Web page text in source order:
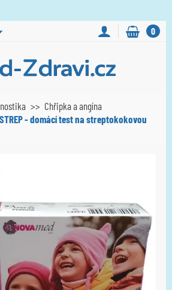
0
Chřipka a angína
- domácí test na streptokokovou